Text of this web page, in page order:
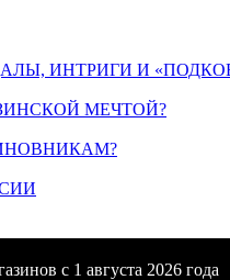
ИНТРИГИ И
МЕЧТОЙ?
с 1 августа 2026 года